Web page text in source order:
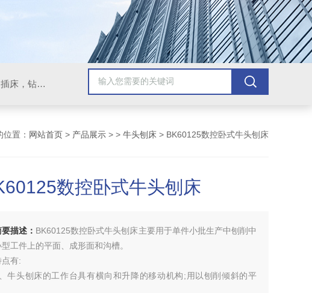
数控车床，加工中心，数控铣床，立钻，台钻，摇臂钻床，锯床，牛头刨床，磨床，插床，钻铣床，滚齿机
位置： 网站首页 > 产品展示 > > 牛头刨床 > BK60125数控卧式牛头刨床
数控卧式牛头刨床
描述： BK60125数控卧式牛头刨床主要用于单件小批生产中刨削中
工件上的平面、成形面和沟槽。
点有:
牛头刨床的工作台具有横向和升降的移动机构;用以刨削倾斜的平